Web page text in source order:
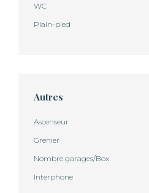
WC
Plain-pied
Autres
Ascenseur
Grenier
Nombre garages/Box
Interphone